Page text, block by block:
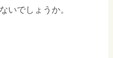
いでしょうか。